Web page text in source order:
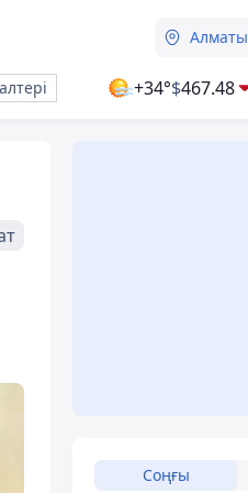
Алматы
+34°$467.48
Соңғы